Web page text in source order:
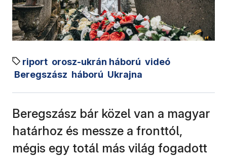
riport orosz-ukrán háború videó
Beregszász háború Ukrajna
Beregszász bár közel van a magyar
határhoz és messze a fronttól,
mégis egy totál más világ fogadott